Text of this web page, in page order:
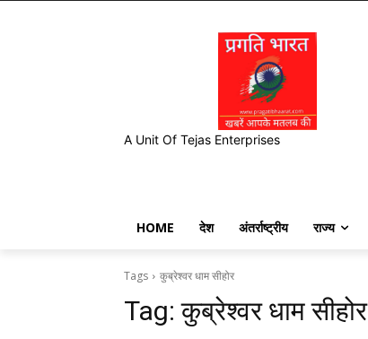
A Unit Of Tejas Enterprises
HOME देश अंतर्राष्ट्रीय राज्य
Tags कुब्रेश्वर धाम सीहोर
Tag:कुब्रेश्वर धाम सीहोर